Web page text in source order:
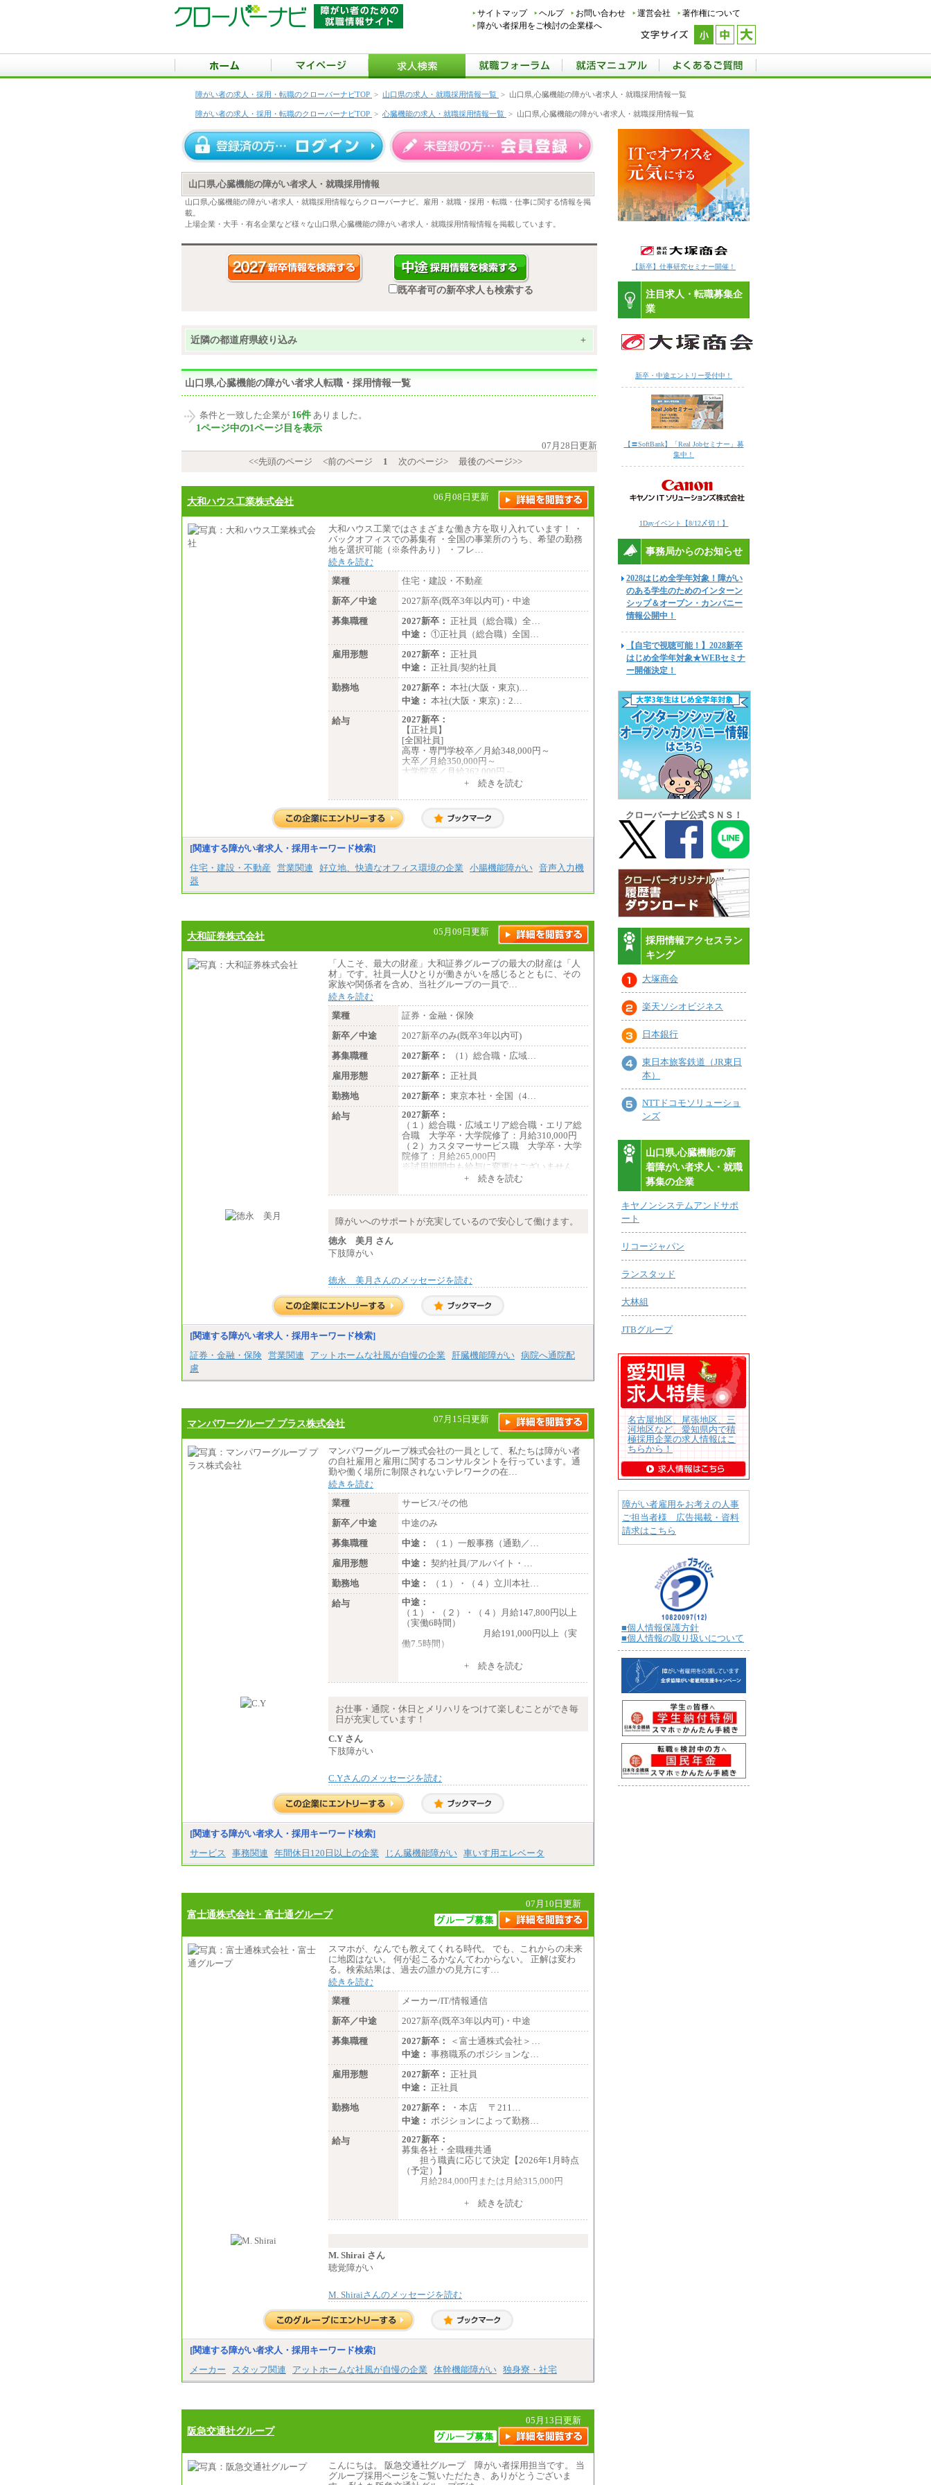
サイトマップ ヘルプ お問い合わせ 運営会社
著作権について
障がい者採用をご検討の企業様へ
障がい者の求人・採用・転職のクローバーナビTOP > 山口県の求人・就職採用情報一覧 > 山口県,心臓機能の障がい者求人・就職採用情報一覧
障がい者の求人・採用・転職のクローバーナビTOP > 心臓機能の求人・就職採用情報一覧 > 山口県,心臓機能の障がい者求人・就職採用情報一覧
山口県,心臓機能の障がい者求人・就職採用情報
山口県,心臓機能の障がい者求人・就職採用情報ならクローバーナビ。雇用・就職・採用・転職・仕事に関する情報を掲
載。
上場企業・大手・有名企業など様々な山口県,心臓機能の障がい者求人・就職採用情報情報を掲載しています。
既卒者可の新卒求人も検索する
近隣の都道府県絞り込み +
山口県,心臓機能の障がい者求人転職・採用情報一覧
条件と一致した企業が 16件 ありました。
1ページ中の1ページ目を表示
07月28日更新
<<先頭のページ
<前のページ 1 次のページ> 最後のページ>>
大和ハウス工業株式会社 06月08日更新
大和ハウス工業ではさまざまな働き方を取り入れています！ ・
バックオフィスでの募集有 ・全国の事業所のうち、希望の勤務
地を選択可能（※条件あり） ・フレ…
続きを読む
業種
住宅・建設・不動産
新卒／中途
2027新卒(既卒3年以内可)・中途
募集職種
2027新卒： 正社員（総合職）全…
中途： ①正社員（総合職）全国…
雇用形態
2027新卒： 正社員
中途： 正社員/契約社員
勤務地
2027新卒： 本社(大阪・東京)…
中途： 本社(大阪・東京)：2…
給与
2027新卒：
【正社員】
[全国社員]
高専・専門学校卒／月給348,000円～
大卒／月給350,000円～
大学院卒／月給362,000円～
[地域社員]月給295,000円～
【正社員】
[全国社員]月給348,000円～
[地域社員]月給295,000円～
+ 続きを読む
[関連する障がい者求人・採用キーワード検索]
住宅・建設・不動産
営業関連 好立地、快適なオフィス環境の企業 小腸機能障がい 音声入力機
器
大和証券株式会社 05月09日更新
「人こそ、最大の財産」大和証券グループの最大の財産は「人
材」です。社員一人ひとりが働きがいを感じるとともに、その
家族や関係者を含め、当社グループの一員で…
続きを読む
業種
証券・金融・保険
新卒／中途
2027新卒のみ(既卒3年以内可)
募集職種
2027新卒：
（1）総合職・広域…
雇用形態
2027新卒： 正社員
勤務地
2027新卒： 東京本社・全国（4…
給与
2027新卒：
（１）総合職・広域エリア総合職・エリア総
合職 大学卒・大学院修了：月給310,000円
（２）カスタマーサービス職 大学卒・大学
院修了：月給265,000円
※試用期間中も給与に変更はございません
+ 続きを読む
障がいへのサポートが充実しているので安心して働けます。
徳永 美月 さん
下肢障がい
徳永 美月さんのメッセージを読む
[関連する障がい者求人・採用キーワード検索]
証券・金融・保険 営業関連 アットホームな社風が自慢の企業 肝臓機能障がい 病院へ通院配
慮
マンパワーグループ プラス株式会社 07月15日更新
マンパワーグループ株式会社の一員として、私たちは障がい者
の自社雇用と雇用に関するコンサルタントを行っています。通
勤や働く場所に制限されないテレワークの在…
続きを読む
業種
サービス/その他
新卒／中途
中途のみ
募集職種
中途：
（１）一般事務（通勤／…
雇用形態
中途： 契約社員/アルバイト・…
勤務地
中途：
（１）・（４）立川本社…
給与
中途：
（１）・（２）・（４）月給147,800円以上
（実働6時間）
月給191,000円以上（実
働7.5時間）
（３）月給191,000円以上（実働7.5時間）
（５）月給147,800円以上（実働6時間）
時給 1,226円（実働4.5時間）
※基本給に加算して以下手当有（いず
れも時間額換算額）
※全ての求人において試用期間中も給与に変
更はございません。
+ 続きを読む
お仕事・通院・休日とメリハリをつけて楽しむことができ毎
日が充実しています！
C.Y さん
下肢障がい
C.Yさんのメッセージを読む
[関連する障がい者求人・採用キーワード検索]
サービス
事務関連 年間休日120日以上の企業 じん臓機能障がい 車いす用エレベータ
富士通株式会社・富士通グループ
07月10日更新
スマホが、なんでも教えてくれる時代。 でも、これからの未来
に地図はない。 何が起こるかなんてわからない。 正解は変わ
る。検索結果は、過去の誰かの見方にす…
続きを読む
業種
メーカー/IT/情報通信
新卒／中途
2027新卒(既卒3年以内可)・中途
募集職種
2027新卒：
＜富士通株式会社＞…
中途： 事務職系のポジションな…
雇用形態
2027新卒： 正社員
中途： 正社員
勤務地
2027新卒：
・本店 〒211…
中途： ポジションによって勤務…
給与
2027新卒：
募集各社・全職種共通
担う職責に応じて決定【2026年1月時点
（予定）】
月給284,000円または月給315,000円
※入社後早期から、自律的な業務遂行が
求められる職務を担う方については、月額給
与315,000円です。
す。
※個別に設定する給与については、選考
の過程で決定していきます。
※上記に加え、所定労働時間外に勤務を
した場合には、時間外勤務手当を支給しま
ん。
月給21万円以上～
※試用期間中の給与に変更はありません。
※経験・能力を考慮し、当社規定により決定
いたします。
+ 続きを読む
M. Shirai さん
聴覚障がい
M. Shiraiさんのメッセージを読む
[関連する障がい者求人・採用キーワード検索]
メーカー
スタッフ関連 アットホームな社風が自慢の企業 体幹機能障がい 独身寮・社宅
阪急交通社グループ
05月13日更新
こんにちは。 阪急交通社グループ 障がい者採用担当です。 当
グループ採用ページをご覧いただたき、ありがとうございま
【新卒】仕事研究セミナー開催！
注目求人・転職募集企
業
新卒・中途エントリー受付中！
【〓SoftBank】「Real Jobセミナー」募
集中！
1Dayイベント【8/12〆切！】
事務局からのお知らせ
2028はじめ全学年対象！障がい
のある学生のためのインターン
シップ＆オープン・カンパニー
情報公開中！
【自宅で視聴可能！】2028新卒
はじめ全学年対象★WEBセミナ
ー開催決定！
クローバーナビ公式ＳＮＳ！
採用情報アクセスラン
キング
大塚商会
楽天ソシオビジネス
日本銀行
東日本旅客鉄道（JR東日
本）
NTTドコモソリューショ
ンズ
山口県,心臓機能の新
着障がい者求人・就職
募集の企業
キヤノンシステムアンドサポ
ート
リコージャパン
ランスタッド
大林組
JTBグループ
名古屋地区、尾張地区、三
河地区など、愛知県内で積
極採用企業の求人情報はこ
ちらから！
障がい者雇用をお考えの人事
ご担当者様 広告掲載・資料
請求はこちら
■個人情報保護方針
■個人情報の取り扱いについて